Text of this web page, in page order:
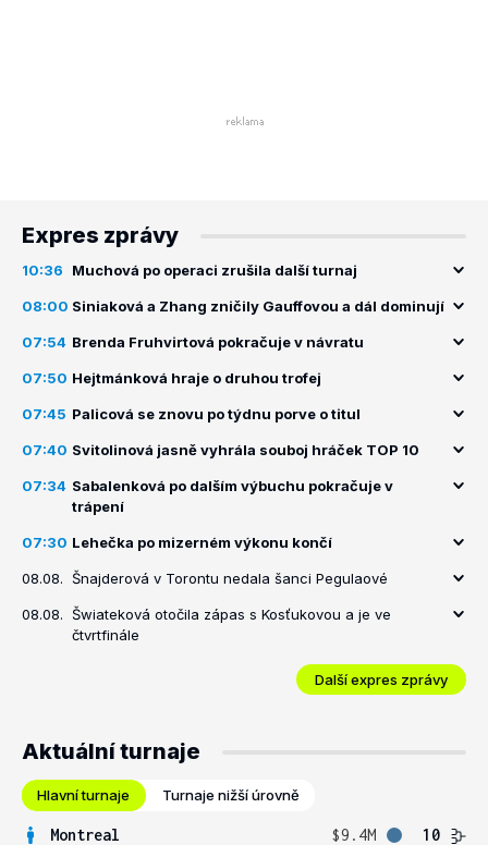
Expres zprávy
10:36 Muchová po operaci zrušila další turnaj
08:00 Siniaková a Zhang zničily Gauffovou a dál dominují
07:54 Brenda Fruhvirtová pokračuje v návratu
07:50 Hejtmánková hraje o druhou trofej
07:45 Palicová se znovu po týdnu porve o titul
07:40 Svitolinová jasně vyhrála souboj hráček TOP 10
07:34 Sabalenková po dalším výbuchu pokračuje v
trápení
07:30 Lehečka po mizerném výkonu končí
08.08. Šnajderová v Torontu nedala šanci Pegulaové
08.08. Šwiateková otočila zápas s Kosťukovou a je ve
čtvrtfinále
Další expres zprávy
Aktuální turnaje
Hlavní turnaje Turnaje nižší úrovně
Montreal $9.4M
10